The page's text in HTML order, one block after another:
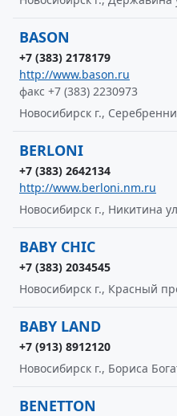
BASON
+7 (383) 2178179
http://www.bason.ru
факс +7 (383) 2230973
Новосибирск г.,
BERLONI
+7 (383) 2642134
http://www.berloni.nm.ru
Новосибирск г., Никитина
BABY CHIC
+7 (383) 2034545
Новосибирск г., Красный
BABY LAND
+7 (913) 8912120
Новосибирск г., Бориса
BENETTON